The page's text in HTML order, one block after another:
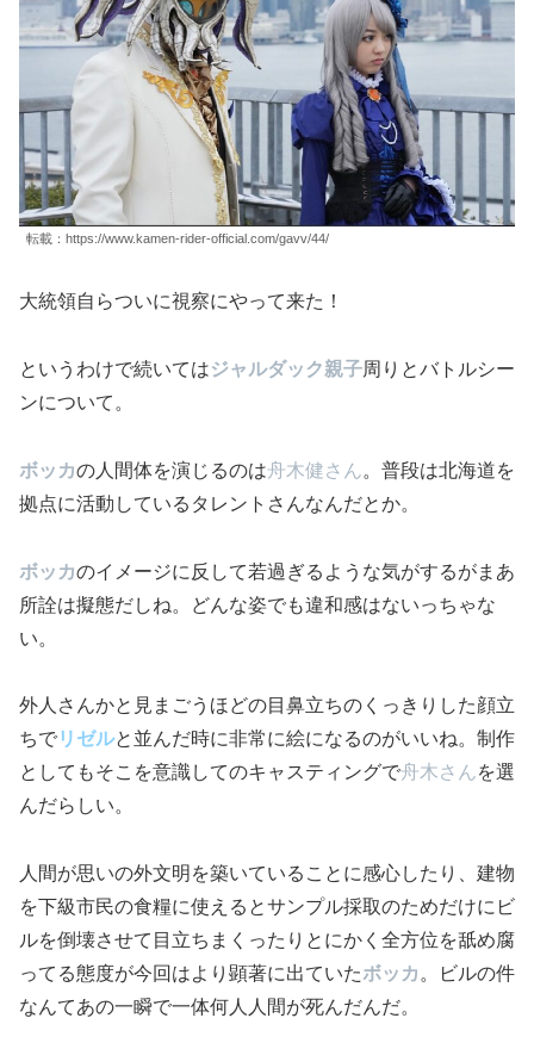
転載：https://www.kamen-rider-official.com/gavv/44/
大統領自らついに視察にやって来た！
というわけで続いてはジャルダック親子周りとバトルシー
ンについて。
ボッカの人間体を演じるのは舟木健さん。普段は北海道を
拠点に活動しているタレントさんなんだとか。
ボッカのイメージに反して若過ぎるような気がするがまあ
所詮は擬態だしね。どんな姿でも違和感はないっちゃな
い。
外人さんかと見まごうほどの目鼻立ちのくっきりした顔立
ちでリゼルと並んだ時に非常に絵になるのがいいね。制作
としてもそこを意識してのキャスティングで舟木さんを選
んだらしい。
人間が思いの外文明を築いていることに感心したり、建物
を下級市民の食糧に使えるとサンプル採取のためだけにビ
ルを倒壊させて目立ちまくったりとにかく全方位を舐め腐
ってる態度が今回はより顕著に出ていたボッカ 。ビルの件
なんてあの一瞬で一体何人人間が死んだんだ。